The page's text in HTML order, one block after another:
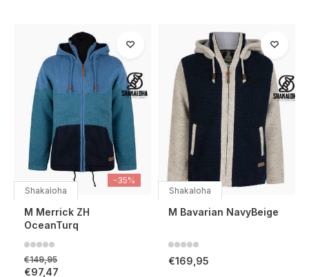
-35%
Shakaloha
M Merrick ZH
OceanTurq
€149,95
€97,47
Shakaloha
M Bavarian NavyBeige
€169,95